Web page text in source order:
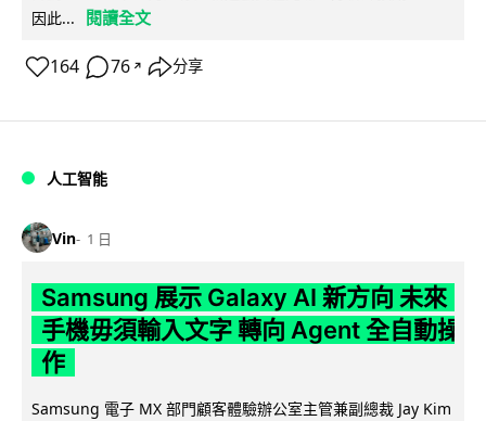
因此...
閱讀全文
164 76 ↗ 分享
人工智能
Vin 1 日
Samsung 展示 Galaxy AI 新方向 未來
手機毋須輸入文字 轉向 Agent 全自動操
作
Samsung 電子 MX 部門顧客體驗辦公室主管兼副總裁 Jay Kim